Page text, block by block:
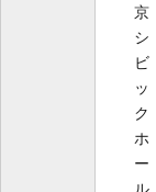
京
シ
ビ
ッ
ク
ホ
ー
ル